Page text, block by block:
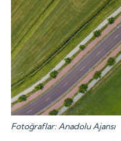
Fotoğraflar: Anadolu Ajansı